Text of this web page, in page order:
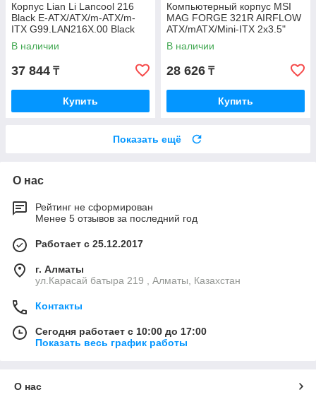
Корпус Lian Li Lancool 216
Black E-ATX/ATX/m-ATX/m-
ITX G99.LAN216X.00 Black
В наличии
37 844 ₸
Купить
Компьютерный корпус MSI
MAG FORGE 321R AIRFLOW
ATX/mATX/Mini-ITX 2x3.5"
3x2.5" 1xUSB-С 2xUSB-A
В наличии
28 626 ₸
Купить
Показать ещё
О нас
Рейтинг не сформирован
Менее 5 отзывов за последний год
Работает с 25.12.2017
г. Алматы
ул.Карасай батыра 219 , Алматы, Казахстан
Контакты
Сегодня работает с 10:00 до 17:00
Показать весь график работы
О нас